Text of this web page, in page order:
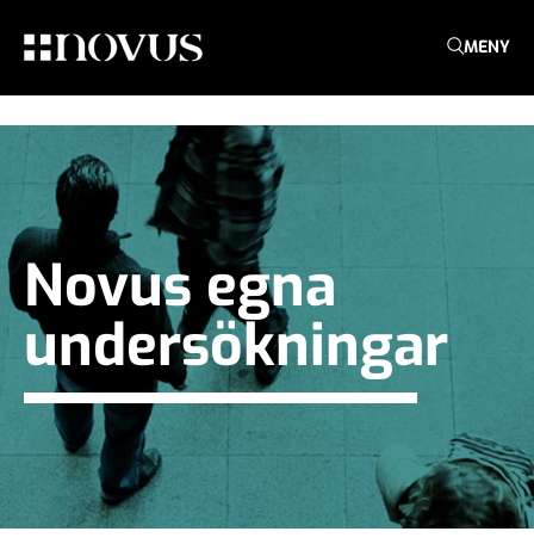
MENY
Novus egna
undersökningar